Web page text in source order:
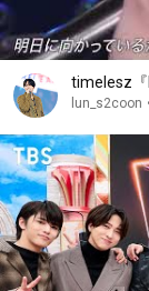
timelesz『
lun_s2coon •